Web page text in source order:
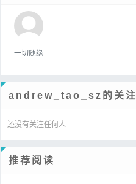
一切随缘
andrew_tao_sz的关注
还没有关注任何人
推荐阅读